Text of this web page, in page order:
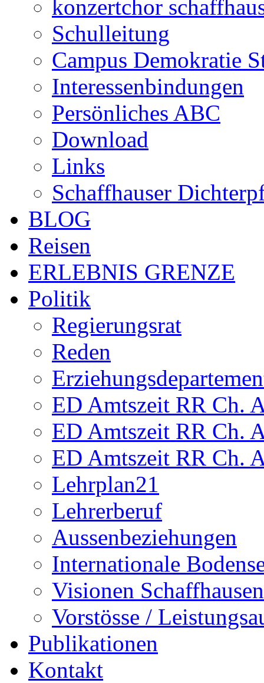
konzertchor
Schulleitung
Campus Demokratie
Interessenbindungen
Persönliches ABC
Download
Links
Schaffhauser
BLOG
Reisen
ERLEBNIS GRENZE
Politik
Regierungsrat
Reden
ED Amtszeit RR Ch.
ED Amtszeit RR Ch.
ED Amtszeit RR Ch.
Lehrplan21
Lehrerberuf
Aussenbeziehungen
Internationale
Visionen Schaffhausen
Vorstösse /
Publikationen
Kontakt